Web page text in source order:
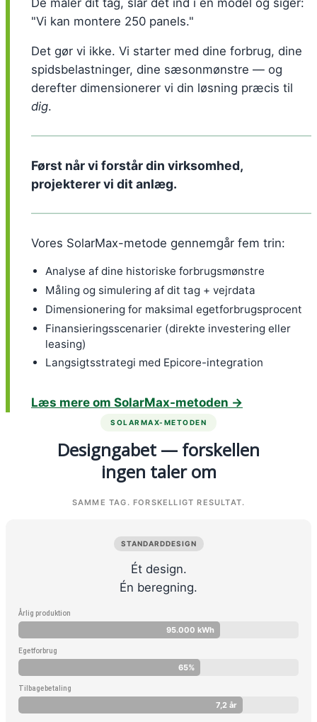
De måler dit tag, slår det ind i en model og siger:
"Vi kan montere 250 panels."
Det gør vi ikke. Vi starter med dine forbrug, dine
spidsbelastninger, dine sæsonmønstre — og
derefter dimensionerer vi din løsning præcis til
dig.
Først når vi forstår din virksomhed,
projekterer vi dit anlæg.
Vores SolarMax-metode gennemgår fem trin:
Analyse af dine historiske forbrugsmønstre
Måling og simulering af dit tag + vejrdata
Dimensionering for maksimal egetforbrugsprocent
Finansieringsscenarier (direkte investering eller
leasing)
Langsigtsstrategi med Epicore-integration
Læs mere om SolarMax-metoden →
SOLARMAX-METODEN
Designgabet — forskellen
ingen taler om
SAMME TAG. FORSKELLIGT RESULTAT.
STANDARDDESIGN
Ét design.
Én beregning.
Årlig produktion
95.000 kWh
Egetforbrug
65%
Tilbagebetaling
7,2 år